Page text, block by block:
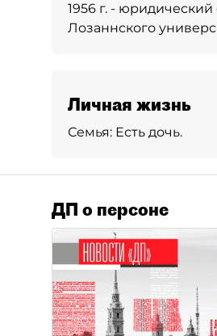
1956 г. - юридический
Лозаннского
Личная жизнь
Семья: Есть дочь.
ДП о персоне